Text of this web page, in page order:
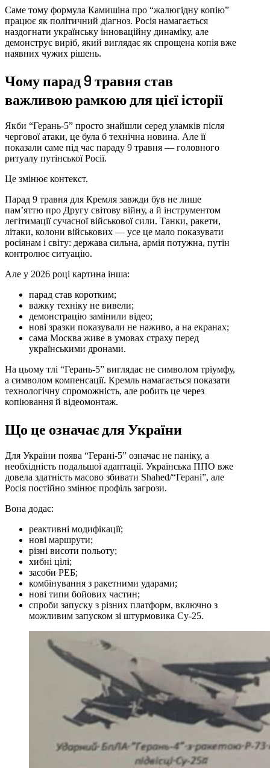
Саме тому формула Камишіна про “жалюгідну копію”
працює як політичний діагноз. Росія намагається
наздогнати українську інноваційну динаміку, але
демонструє виріб, який виглядає як спрощена копія вже
наявних чужих рішень.
Чому парад 9 травня став
важливою рамкою для цієї історії
Якби “Герань-5” просто знайшли серед уламків після
чергової атаки, це була б технічна новина. Але її
показали саме під час параду 9 травня — головного
ритуалу путінської Росії.
Це змінює контекст.
Парад 9 травня для Кремля завжди був не лише
пам’яттю про Другу світову війну, а й інструментом
легітимації сучасної військової сили. Танки, ракети,
літаки, колони військових — усе це мало показувати
росіянам і світу: держава сильна, армія потужна, путін
контролює ситуацію.
Але у 2026 році картина інша:
парад став коротким;
важку техніку не вивели;
демонстрацію замінили відео;
нові зразки показували не наживо, а на екранах;
сама Москва живе в умовах страху перед
українськими дронами.
На цьому тлі “Герань-5” виглядає не символом тріумфу,
а символом компенсації. Кремль намагається показати
технологічну спроможність, але робить це через
копіювання й відеомонтаж.
Що це означає для України
Для України поява “Герані-5” означає не паніку, а
необхідність подальшої адаптації. Українська ППО вже
довела здатність масово збивати Shahed/“Герані”, але
Росія постійно змінює профіль загрози.
Вона додає:
реактивні модифікації;
нові маршрути;
різні висоти польоту;
хибні цілі;
засоби РЕБ;
комбінування з ракетними ударами;
нові типи бойових частин;
спроби запуску з різних платформ, включно з
можливим запуском зі штурмовика Су-25.